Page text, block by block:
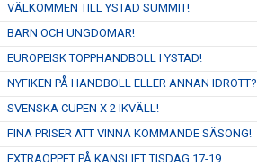
VÄLKOMMEN TILL YSTAD SUMMIT!
BARN OCH UNGDOMAR!
EUROPEISK TOPPHANDBOLL I YSTAD!
NYFIKEN PÅ HANDBOLL ELLER ANNAN IDROTT?
SVENSKA CUPEN X 2 IKVÄLL!
FINA PRISER ATT VINNA KOMMANDE SÄSONG!
EXTRAÖPPET PÅ KANSLIET TISDAG 17-19.